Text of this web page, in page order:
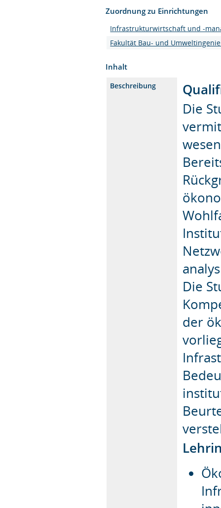
Zuordnung zu Einrichtungen
Infrastrukturwirtschaft und -
Fakultät Bau- und
Inhalt
Beschreibung
Die
Die
der